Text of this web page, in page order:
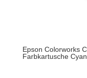
Epson Colorworks
Farbkartusche Cyan